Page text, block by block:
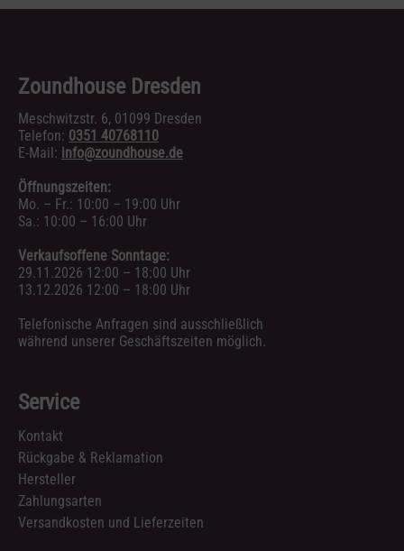
Zoundhouse Dresden
Meschwitzstr. 6, 01099 Dresden
Telefon: 0351 40768110
E-Mail: info@zoundhouse.de
Öffnungszeiten:
Mo. – Fr.: 10:00 – 19:00 Uhr
Sa.: 10:00 – 16:00 Uhr
Verkaufsoffene Sonntage:
29.11.2026 12:00 – 18:00 Uhr
13.12.2026 12:00 – 18:00 Uhr
Telefonische Anfragen sind ausschließlich
während unserer Geschäftszeiten möglich.
Service
Kontakt
Rückgabe & Reklamation
Hersteller
Zahlungsarten
Versandkosten und Lieferzeiten